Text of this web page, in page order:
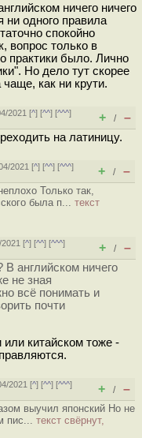
ничего ничего
ни одного правила
спокойно
вопрос только в
практики было. Лично
Но дело тут скорее
как ни крути.
2021 [^] [^^] [^^^]
+ / –
на латиницу.
2021 [^] [^^] [^^^]
+ / –
Только так,
была п... текст
[^] [^^] [^^^]
+ / –
В английском ничего
не зная
всё понимать и
почти
китайском тоже -
2021 [^] [^^] [^^^]
+ / –
выучил японский Но не
пис... текст свёрнут,